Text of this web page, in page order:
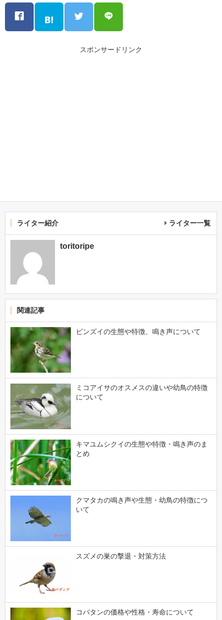
スポンサードリンク
ライター紹介 ライター一覧
toritoripe
関連記事
ビンズイの生態や特徴、鳴き声について
ミコアイサのオスメスの違いや幼鳥の特徴
について
キマユムシクイの生態や特徴・鳴き声のま
とめ
クマタカの鳴き声や生態・幼鳥の特徴につ
いて
スズメの巣の撃退・対策方法
コバタンの価格や性格・寿命について